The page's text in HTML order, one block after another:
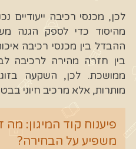
לכן, מכנסי רכיבה ייעודיים
מהיסוד כדי לספק הגנה
ההבדל בין מכנסי רכיבה
בין חזרה מהירה לרכיבה
ממושכת. לכן, השקעה
מותרות, אלא מרכיב חיוני
משפיע על הבחירה?